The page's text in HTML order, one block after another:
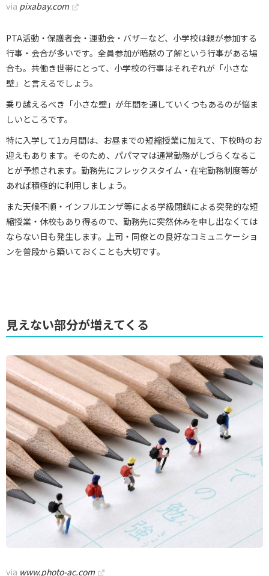
via pixabay.com
PTA活動・保護者会・運動会・バザーなど、小学校は親が参加する
行事・会合が多いです。全員参加が暗黙の了解という行事がある場
合も。共働き世帯にとって、小学校の行事はそれぞれが「小さな
壁」と言えるでしょう。
乗り越えるべき「小さな壁」が年間を通していくつもあるのが悩ま
しいところです。
特に入学して1カ月間は、お昼までの短縮授業に加えて、下校時のお
迎えもあります。そのため、パパママは通常勤務がしづらくなるこ
とが予想されます。勤務先にフレックスタイム・在宅勤務制度等が
あれば積極的に利用しましょう。
また天候不順・インフルエンザ等による学級閉鎖による突発的な短
縮授業・休校もあり得るので、勤務先に突然休みを申し出なくては
ならない日も発生します。上司・同僚との良好なコミュニケーショ
ンを普段から築いておくことも大切です。
見えない部分が増えてくる
via www.photo-ac.com